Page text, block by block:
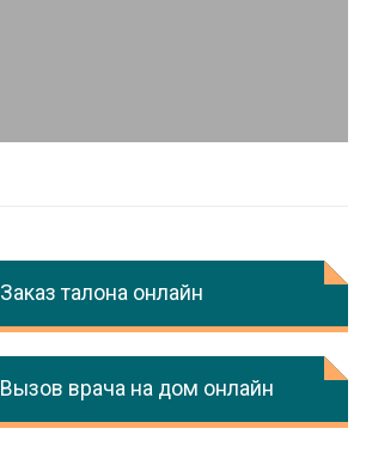
Заказ талона онлайн
Вызов врача на дом онлайн